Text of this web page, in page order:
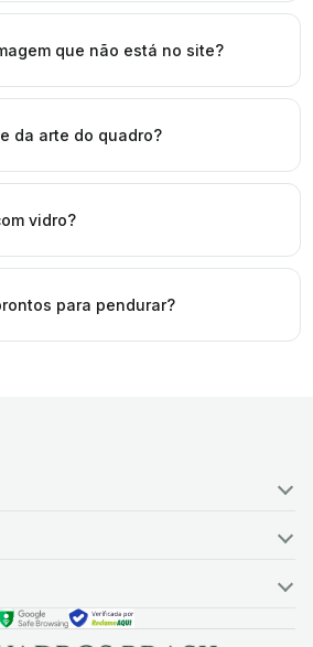
que não está no site?
da arte do quadro?
vidro?
para pendurar?